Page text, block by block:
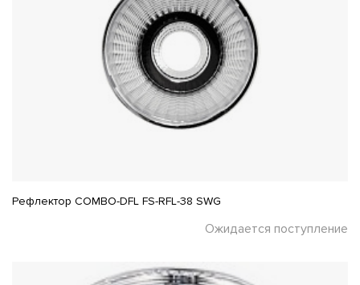
Рефлектор COMBO-DFL FS-RFL-38 SWG
Ожидается поступление